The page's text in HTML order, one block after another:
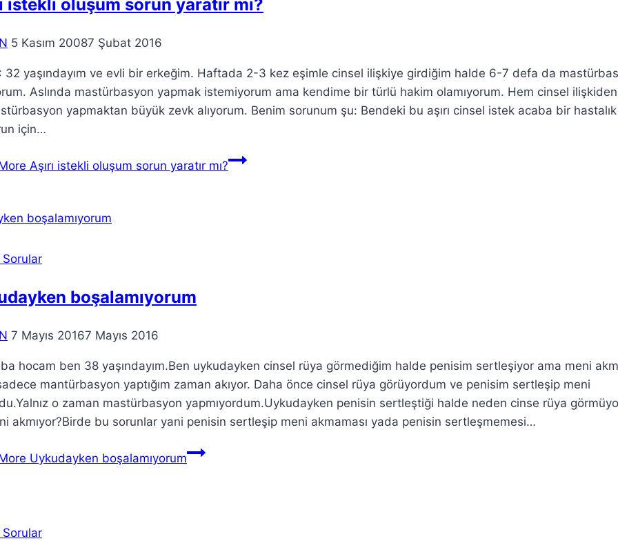
istekli oluşum sorun yaratır mı?
5 Kasım 20087 Şubat 2016
32 yaşındayım ve evli bir erkeğim. Haftada 2-3 kez eşimle cinsel ilişkiye girdiğim halde 6-7 defa da
Aslında mastürbasyon yapmak istemiyorum ama kendime bir türlü hakim olamıyorum. Hem cinsel
yapmaktan büyük zevk alıyorum. Benim sorunum şu: Bendeki bu aşırı cinsel istek acaba bir hastalık
için…
Aşırı istekli oluşum sorun yaratır mı?
boşalamıyorum
7 Mayıs 20167 Mayıs 2016
hocam ben 38 yaşındayım.Ben uykudayken cinsel rüya görmediğim halde penisim sertleşiyor ama meni
mantürbasyon yaptığım zaman akıyor. Daha önce cinsel rüya görüyordum ve penisim sertleşip meni
o zaman mastürbasyon yapmıyordum.Uykudayken penisin sertleştiği halde neden cinse rüya
akmıyor?Birde bu sorunlar yani penisin sertleşip meni akmaması yada penisin sertleşmemesi…
Uykudayken boşalamıyorum